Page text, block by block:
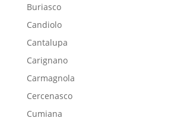
Buriasco
Candiolo
Cantalupa
Carignano
Carmagnola
Cercenasco
Cumiana